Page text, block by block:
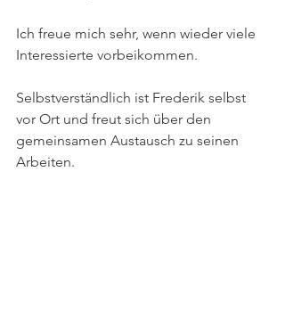
Ich freue mich sehr, wenn wieder viele
Interessierte vorbeikommen.
Selbstverständlich ist Frederik selbst
vor Ort und freut sich über den
gemeinsamen Austausch zu seinen
Arbeiten.